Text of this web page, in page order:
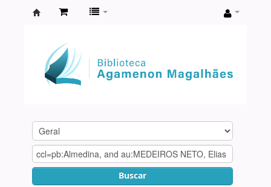
Agamenon
Magalhães
Buscar